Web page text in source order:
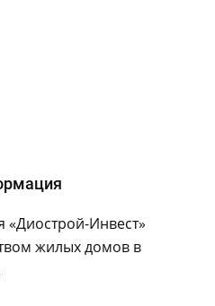
«Диострой-Инвест»
жилых домов в